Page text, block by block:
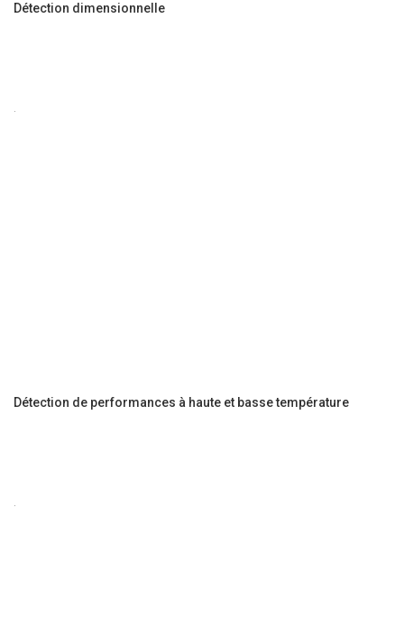
Détection dimensionnelle
Détection de performances à haute et basse température